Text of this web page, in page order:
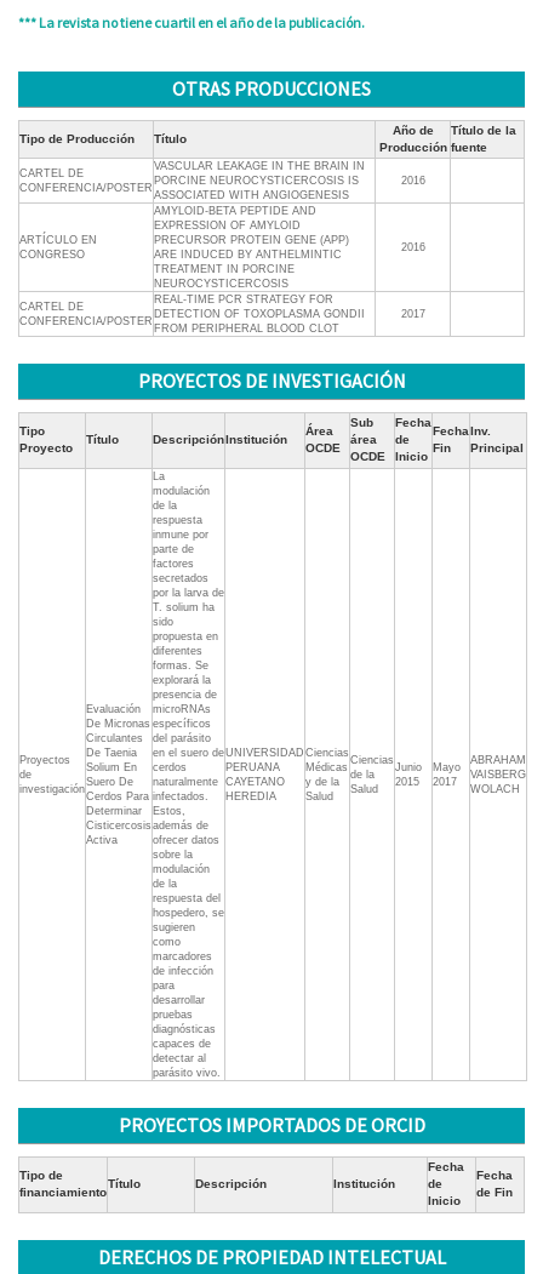
*** La revista no tiene cuartil en el año de la publicación.
OTRAS PRODUCCIONES
Tipo de Producción Título
Año de
Producción
Título de la
fuente
CARTEL DE
CONFERENCIA/POSTER
VASCULAR LEAKAGE IN THE BRAIN IN
PORCINE NEUROCYSTICERCOSIS IS
ASSOCIATED WITH ANGIOGENESIS
2016
ARTÍCULO EN
CONGRESO
AMYLOID-BETA PEPTIDE AND
EXPRESSION OF AMYLOID
PRECURSOR PROTEIN GENE (APP)
ARE INDUCED BY ANTHELMINTIC
TREATMENT IN PORCINE
NEUROCYSTICERCOSIS
2016
CARTEL DE
CONFERENCIA/POSTER
REAL-TIME PCR STRATEGY FOR
DETECTION OF TOXOPLASMA GONDII
FROM PERIPHERAL BLOOD CLOT
2017
PROYECTOS DE INVESTIGACIÓN
Tipo
Proyecto
Título DescripciónInstitución
Área
OCDE
Sub
área
OCDE
Fecha
de
Inicio
Fecha
Fin
Inv.
Principal
Proyectos
de
investigación
Evaluación
De Micronas
Circulantes
De Taenia
Solium En
Suero De
Cerdos Para
Determinar
Cisticercosis
Activa
La
modulación
de la
respuesta
inmune por
parte de
factores
secretados
por la larva de
T. solium ha
sido
propuesta en
diferentes
formas. Se
explorará la
presencia de
microRNAs
específicos
del parásito
en el suero de
cerdos
naturalmente
infectados.
Estos,
además de
ofrecer datos
sobre la
modulación
de la
respuesta del
hospedero, se
sugieren
como
marcadores
de infección
para
desarrollar
pruebas
diagnósticas
capaces de
detectar al
parásito vivo.
UNIVERSIDAD
PERUANA
CAYETANO
HEREDIA
Ciencias
Médicas
y de la
Salud
Ciencias
de la
Salud
Junio
2015
Mayo
2017
ABRAHAM
VAISBERG
WOLACH
PROYECTOS IMPORTADOS DE ORCID
Tipo de
financiamiento
Título Descripción Institución
Fecha
de
Inicio
Fecha
de Fin
DERECHOS DE PROPIEDAD INTELECTUAL